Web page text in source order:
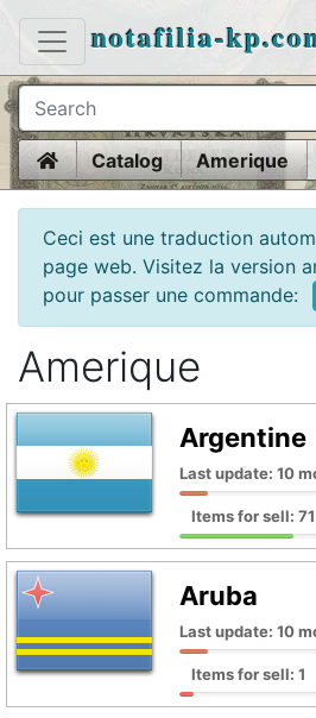
notafilia-
HomeCatalog Amerique
Ceci est une traduction
page web. Visitez la version
pour passer une commande:
Amerique
Argentine
Last update: 10
Items for sell: 71
Aruba
Last update: 10
Items for sell: 1